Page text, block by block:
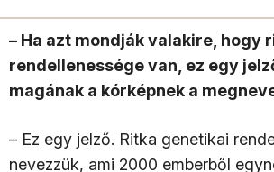
– Ha azt mondják valakire, hogy
rendellenessége van, ez egy
magának a kórképnek a
– Ez egy jelző. Ritka genetikai
nevezzük, ami 2000 emberből